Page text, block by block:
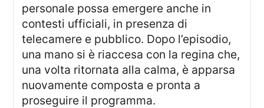
personale possa emergere anche in
contesti ufficiali, in presenza di
telecamere e pubblico. Dopo l’episodio,
una mano si è riaccesa con la regina che,
una volta ritornata alla calma, è apparsa
nuovamente composta e pronta a
proseguire il programma.